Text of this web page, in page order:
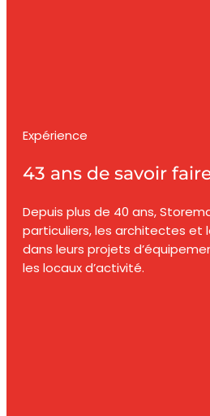
Expérience
43 ans de savoir
Depuis plus de 40 ans,
particuliers, les architectes et
dans leurs projets
les locaux d’activité.